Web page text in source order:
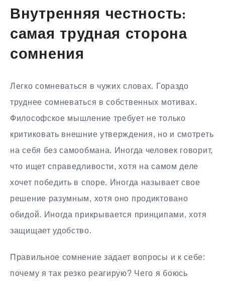
Внутренняя честность:
самая трудная сторона
сомнения
Легко сомневаться в чужих словах. Гораздо
труднее сомневаться в собственных мотивах.
Философское мышление требует не только
критиковать внешние утверждения, но и смотреть
на себя без самообмана. Иногда человек говорит,
что ищет справедливости, хотя на самом деле
хочет победить в споре. Иногда называет свое
решение разумным, хотя оно продиктовано
обидой. Иногда прикрывается принципами, хотя
защищает удобство.
Правильное сомнение задает вопросы и к себе:
почему я так резко реагирую? Чего я боюсь